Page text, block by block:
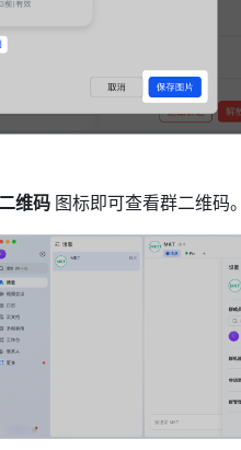
维码 图标即可查看群二维码。